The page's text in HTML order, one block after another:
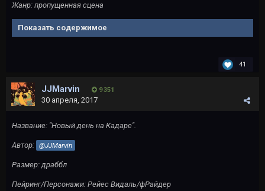
Жанр: пропущенная сцена
Показать содержимое
41
JJMarvin 9 351
30 апреля, 2017
Название: "Новый день на Кадаре".
Автор: @JJMarvin
Размер: драббл
Пейринг/Персонажи: Рейес Видаль/фРайдер